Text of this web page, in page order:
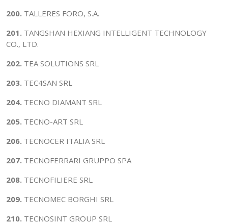
200. TALLERES FORO, S.A.
201. TANGSHAN HEXIANG INTELLIGENT TECHNOLOGY
CO., LTD.
202. TEA SOLUTIONS SRL
203. TEC4SAN SRL
204. TECNO DIAMANT SRL
205. TECNO-ART SRL
206. TECNOCER ITALIA SRL
207. TECNOFERRARI GRUPPO SPA
208. TECNOFILIERE SRL
209. TECNOMEC BORGHI SRL
210. TECNOSINT GROUP SRL